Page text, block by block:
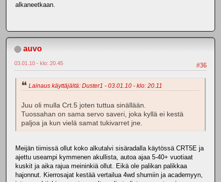
alkaneetkaan.
auvo
#36
03.01.10 - klo: 20.45
Lainaus käyttäjältä: Duster1 - 03.01.10 - klo: 20.11
Juu oli mulla Crt.5 joten tuttua sinällään.
Tuossahan on sama servo saveri, joka kyllä ei kestä
paljoa ja kun vielä samat tukivarret jne.
Meijän tiimissä ollut koko alkutalvi sisäradalla käytössä CRT5E ja
ajettu useampi kymmenen akullista, autoa ajaa 5-40+ vuotiaat
kuskit ja aika rajua meininkiä ollut. Eikä ole palikan palikkaa
hajonnut. Kierrosajat kestää vertailua 4wd shumiin ja academyyn,